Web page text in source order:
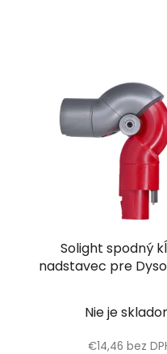
Solight spodný
nadstavec pre
Nie je
€14,46 bez